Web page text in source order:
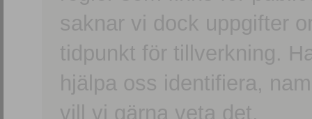
saknar vi dock uppgifter
tidpunkt för tillverkning.
hjälpa oss identifiera,
vill vi gärna veta det.